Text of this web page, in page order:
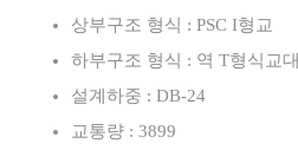
상부구조 형식 : PSC I형교
하부구조 형식 : 역 T형식교대
설계하중 : DB-24
교통량 : 3899